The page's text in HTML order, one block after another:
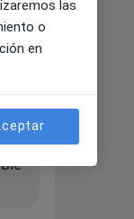
las
o
en